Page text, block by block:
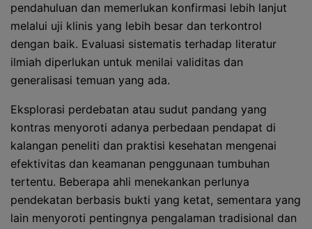
pendahuluan dan memerlukan konfirmasi lebih lanjut
melalui uji klinis yang lebih besar dan terkontrol
dengan baik. Evaluasi sistematis terhadap literatur
ilmiah diperlukan untuk menilai validitas dan
generalisasi temuan yang ada.
Eksplorasi perdebatan atau sudut pandang yang
kontras menyoroti adanya perbedaan pendapat di
kalangan peneliti dan praktisi kesehatan mengenai
efektivitas dan keamanan penggunaan tumbuhan
tertentu. Beberapa ahli menekankan perlunya
pendekatan berbasis bukti yang ketat, sementara yang
lain menyoroti pentingnya pengalaman tradisional dan